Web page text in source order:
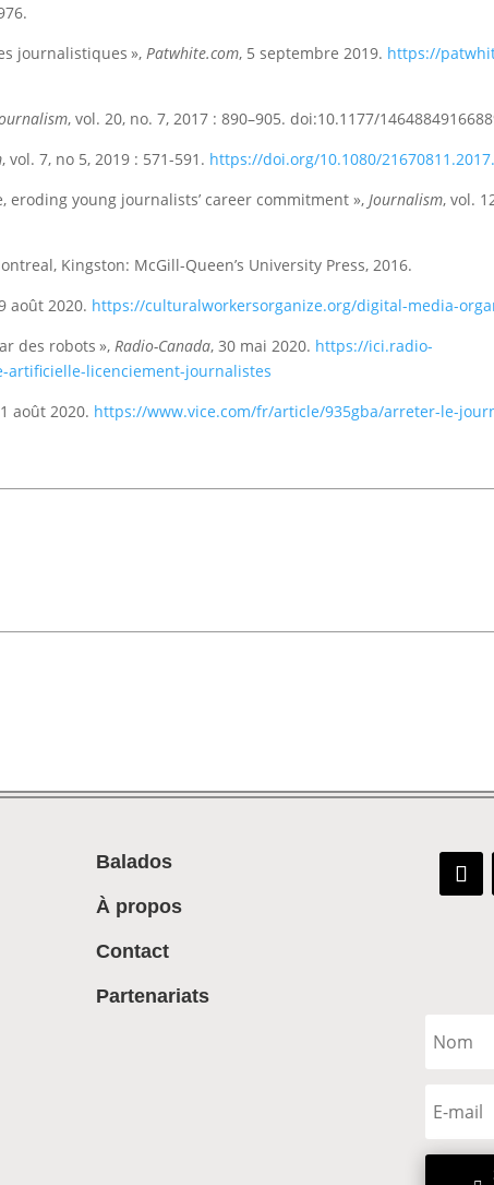
journalistiques », Patwhite.com, 5 septembre 2019. https://
, vol. 20, no. 7, 2017 : 890–905. doi:10.1177/
, vol. 7, no 5, 2019 : 571-591. https://doi.org/10.1080/
young journalists’ career commitment », Journalism, vol.
Kingston: McGill-Queen’s University Press, 2016.
août 2020. https://culturalworkersorganize.org/digital-media-
des robots », Radio-Canada, 30 mai 2020. https://ici.radio-
artificielle-licenciement-journalistes
août 2020. https://www.vice.com/fr/article/935gba/arreter-le-
Balados
À propos
Contact
Partenariats